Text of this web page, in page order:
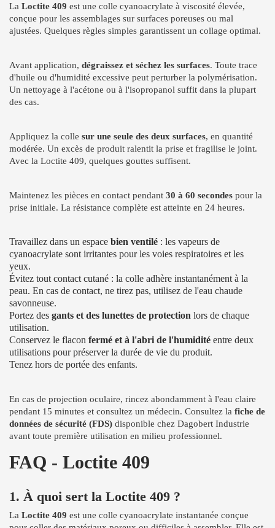
La Loctite 409 est une colle cyanoacrylate à viscosité élevée,
conçue pour les assemblages sur surfaces poreuses ou mal
ajustées. Quelques règles simples garantissent un collage optimal.
Avant application, dégraissez et séchez les surfaces. Toute trace
d'huile ou d'humidité excessive peut perturber la polymérisation.
Un nettoyage à l'acétone ou à l'isopropanol suffit dans la plupart
des cas.
Appliquez la colle sur une seule des deux surfaces, en quantité
modérée. Un excès de produit ralentit la prise et fragilise le joint.
Avec la Loctite 409, quelques gouttes suffisent.
Maintenez les pièces en contact pendant 30 à 60 secondes pour la
prise initiale. La résistance complète est atteinte en 24 heures.
Travaillez dans un espace bien ventilé : les vapeurs de
cyanoacrylate sont irritantes pour les voies respiratoires et les
yeux.
Évitez tout contact cutané : la colle adhère instantanément à la
peau. En cas de contact, ne tirez pas, utilisez de l'eau chaude
savonneuse.
Portez des gants et des lunettes de protection lors de chaque
utilisation.
Conservez le flacon fermé et à l'abri de l'humidité entre deux
utilisations pour préserver la durée de vie du produit.
Tenez hors de portée des enfants.
En cas de projection oculaire, rincez abondamment à l'eau claire
pendant 15 minutes et consultez un médecin. Consultez la fiche de
données de sécurité (FDS) disponible chez Dagobert Industrie
avant toute première utilisation en milieu professionnel.
FAQ - Loctite 409
1. À quoi sert la Loctite 409 ?
La Loctite 409 est une colle cyanoacrylate instantanée conçue